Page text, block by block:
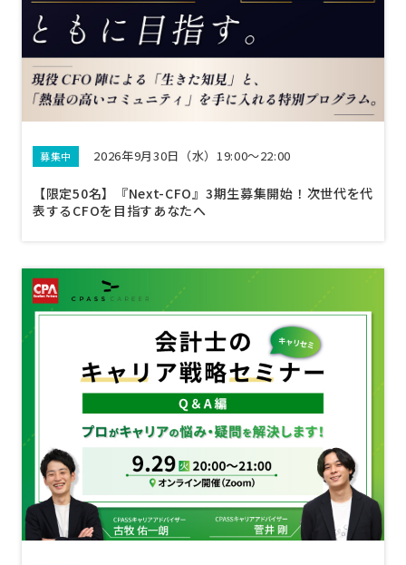
募集中 2026年9月30日（水）19:00～22:00
【限定50名】『Next-CFO』3期生募集開始！次世代を代
表するCFOを目指すあなたへ